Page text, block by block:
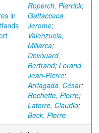
in
Roperch, Pierrick;
Gattacceca,
Jerome;
Valenzuela,
Millarca;
Devouard,
Bertrand; Lorand,
Jean-Pierre;
Arriagada, Cesar;
Rochette, Pierre;
Latorre, Claudio;
Beck, Pierre